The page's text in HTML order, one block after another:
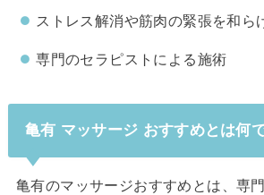
ストレス解消や筋肉の緊張を和ら
専門のセラピストによる施術
亀有 マッサージ おすすめとは何
亀有のマッサージおすすめとは、専